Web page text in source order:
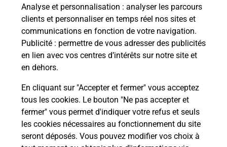
Analyse et personnalisation : analyser les parcours
clients et personnaliser en temps réel nos sites et
communications en fonction de votre navigation.
Publicité : permettre de vous adresser des publicités
en lien avec vos centres d’intérêts sur notre site et
en dehors.
En cliquant sur "Accepter et fermer" vous acceptez
tous les cookies. Le bouton "Ne pas accepter et
fermer" vous permet d'indiquer votre refus et seuls
les cookies nécessaires au fonctionnement du site
seront déposés. Vous pouvez modifier vos choix à
Quel âge minimum faut-il pour
passer le permis bateau ?
Combien coûte le code bateau ?
Combien de temps est valable le
code bateau ?
Peut-on passer le permis bateau
avec le CPF ?